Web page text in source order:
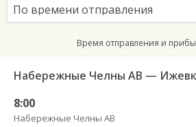
автобус
онлайн
По времени отправления
Время отправления и
8:00
Набережные Челны АВ